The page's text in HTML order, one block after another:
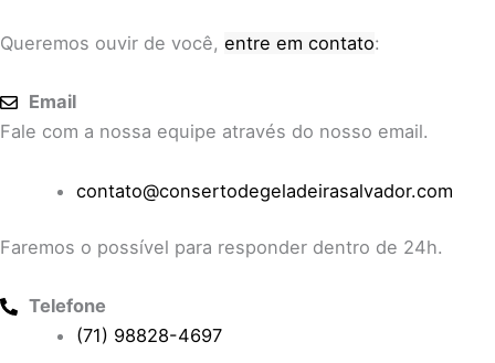
Queremos ouvir de você, entre em contato:
Email
Fale com a nossa equipe através do nosso email.
contato@consertodegeladeirasalvador.com
Faremos o possível para responder dentro de 24h.
Telefone
(71) 98828-4697